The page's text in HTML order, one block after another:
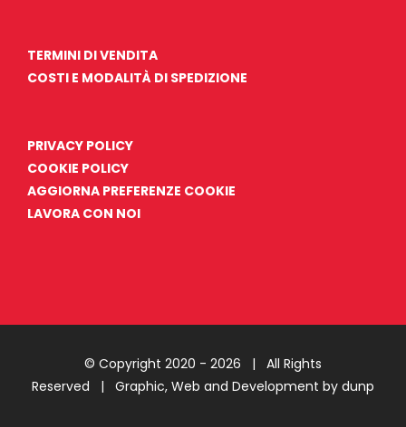
TERMINI DI VENDITA
COSTI E MODALITÀ DI SPEDIZIONE
PRIVACY POLICY
COOKIE POLICY
AGGIORNA PREFERENZE COOKIE
LAVORA CON NOI
© Copyright 2020 - 2026 | All Rights
Reserved | Graphic, Web and Development by dunp